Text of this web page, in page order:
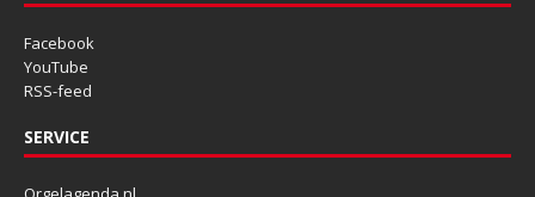
Facebook
YouTube
RSS-feed
SERVICE